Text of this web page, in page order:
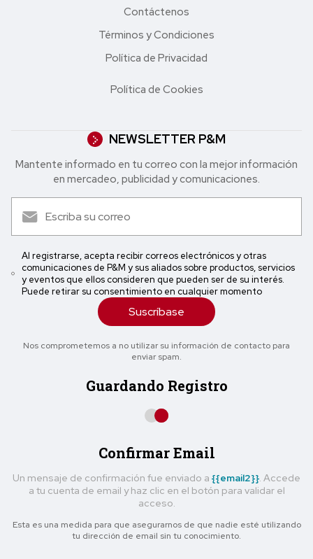
Contáctenos
Términos y Condiciones
Política de Privacidad
Política de Cookies
NEWSLETTER P&M
Mantente informado en tu correo con la mejor in formación
en mercadeo, publicidad y comunicaciones.
Al registrarse, acepta recibir correos electrónicos y otras
comunicaciones de P&M y sus aliados sobre productos, servicios
y eventos que ellos consideren que pueden ser de su interés.
Puede retirar su consentimiento en cualquier momento
Suscríbase
Nos comprometemos a no utilizar su información de contacto para
enviar spam.
Guardando Registro
Confirmar Email
Un mensaje de confirmación fue enviado a {{email2}} . Accede
a tu cuenta de email y haz clic en el botón para validar el
acceso.
Esta es una medida para que asegurarnos de que nadie esté utilizando
tu dirección de email sin tu conocimiento.